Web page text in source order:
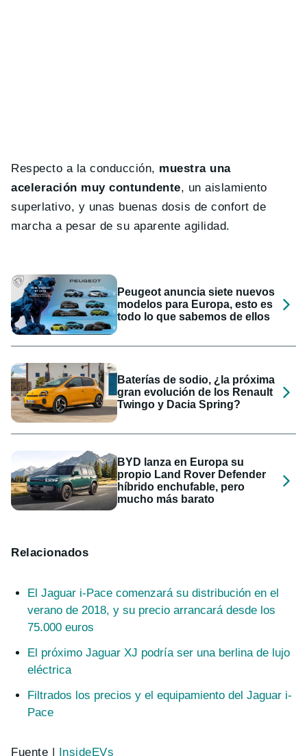
Respecto a la conducción, muestra una
aceleración muy contundente, un aislamiento
superlativo, y unas buenas dosis de confort de
marcha a pesar de su aparente agilidad.
Peugeot anuncia siete nuevos
modelos para Europa, esto es
todo lo que sabemos de ellos
Baterías de sodio, ¿la próxima
gran evolución de los Renault
Twingo y Dacia Spring?
BYD lanza en Europa su
propio Land Rover Defender
híbrido enchufable, pero
mucho más barato
Relacionados
El Jaguar i-Pace comenzará su distribución en el
verano de 2018, y su precio arrancará desde los
75.000 euros
El próximo Jaguar XJ podría ser una berlina de lujo
eléctrica
Filtrados los precios y el equipamiento del Jaguar i-
Pace
Fuente | InsideEVs